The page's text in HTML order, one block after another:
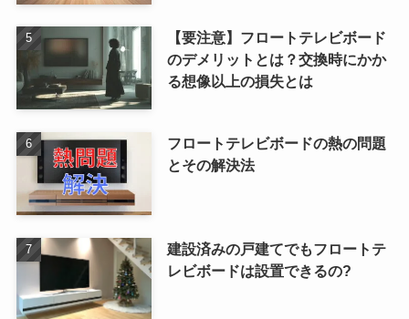
【要注意】フロートテレビボード
のデメリットとは？交換時にかか
る想像以上の損失とは
フロートテレビボードの熱の問題
とその解決法
建設済みの戸建てでもフロートテ
レビボードは設置できるの?